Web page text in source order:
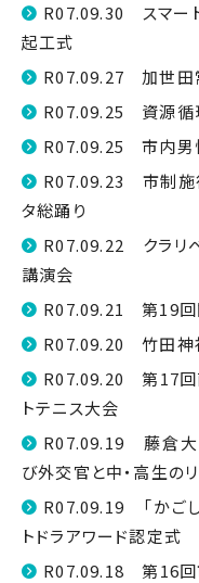
R07.09.30 スマー
起工式
R07.09.27 加世田
R07.09.25 資源循
R07.09.25 市内男
R07.09.23 市制施
タ総踊り
R07.09.22 クラリ
講演会
R07.09.21 第19回
R07.09.20 竹田神
R07.09.20 第17回
トテニス大会
R07.09.19 藤倉大
び外交官と中・高生の
R07.09.19 「かごし
トドラアワード認定式
R07.09.18 第16回